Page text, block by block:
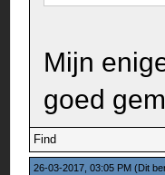
Mijn
goed
Find
26-03-2017, 03:05 PM(Dit